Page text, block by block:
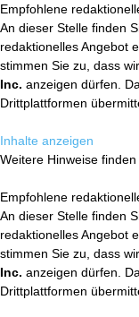
Empfohlene
An dieser Stelle finden
redaktionelles Angebot
stimmen Sie zu, dass
Inc. anzeigen dürfen.
Drittplattformen
Inhalte anzeigen
Weitere Hinweise
Empfohlene
An dieser Stelle finden
redaktionelles Angebot
stimmen Sie zu, dass
Inc. anzeigen dürfen.
Drittplattformen